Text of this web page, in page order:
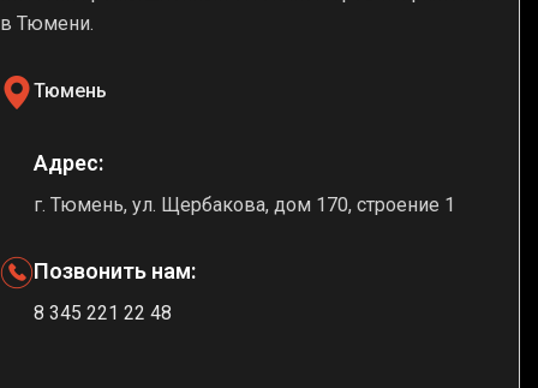
в Тюмени.
Тюмень
Адрес:
г. Тюмень, ул. Щербакова, дом 170, строение 1
Позвонить нам:
8 345 221 22 48